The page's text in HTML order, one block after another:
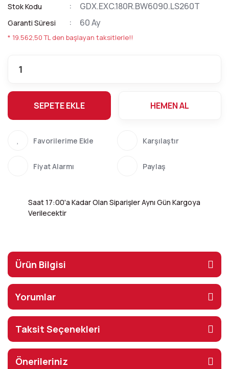
Stok Kodu GDX.EXC.180R.BW6090.LS260T
Garanti Süresi 60 Ay
* 19.562,50 TL den başlayan taksitlerle!!
SEPETE EKLE HEMEN AL
Karşılaştır
Fiyat Alarmı Paylaş
Saat 17:00'a Kadar Olan Siparişler Aynı Gün Kargoya
Verilecektir
Ürün Bilgisi
Yorumlar
Taksit Seçenekleri
Önerileriniz